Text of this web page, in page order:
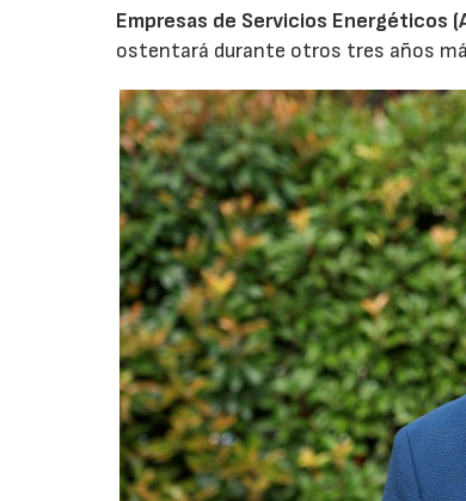
Empresas de Servicios Energéticos
ostentará durante otros tres años